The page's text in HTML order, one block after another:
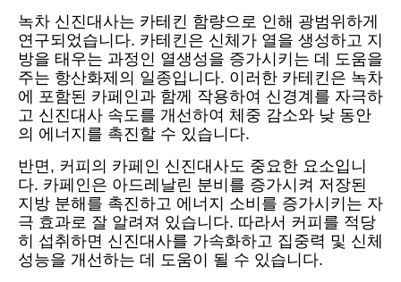
녹차 신진대사는 카테킨 함량으로 인해 광범위하게
연구되었습니다. 카테킨은 신체가 열을 생성하고 지
방을 태우는 과정인 열생성을 증가시키는 데 도움을
주는 항산화제의 일종입니다. 이러한 카테킨은 녹차
에 포함된 카페인과 함께 작용하여 신경계를 자극하
고 신진대사 속도를 개선하여 체중 감소와 낮 동안
의 에너지를 촉진할 수 있습니다.
반면, 커피의 카페인 신진대사도 중요한 요소입니
다. 카페인은 아드레날린 분비를 증가시켜 저장된
지방 분해를 촉진하고 에너지 소비를 증가시키는 자
극 효과로 잘 알려져 있습니다. 따라서 커피를 적당
히 섭취하면 신진대사를 가속화하고 집중력 및 신체
성능을 개선하는 데 도움이 될 수 있습니다.